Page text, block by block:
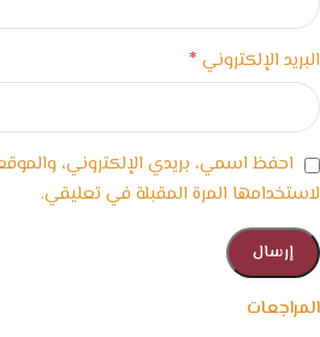
المراجعات
البريد الإلكتروني *
احفظ اسمي، بريدي الإلكتروني،
لاستخدامها المرة المقبلة في تعليقي.